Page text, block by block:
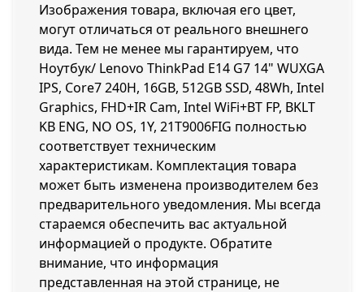
Изображения товара, включая его цвет,
могут отличаться от реального внешнего
вида. Тем не менее мы гарантируем, что
Ноутбук/ Lenovo ThinkPad E14 G7 14" WUXGA
IPS, Core7 240H, 16GB, 512GB SSD, 48Wh, Intel
Graphics, FHD+IR Cam, Intel WiFi+BT FP, BKLT
KB ENG, NO OS, 1Y, 21T9006FIG полностью
соответствует техническим
характеристикам. Комплектация товара
может быть изменена производителем без
предварительного уведомления. Мы всегда
стараемся обеспечить вас актуальной
информацией о продукте. Обратите
внимание, что информация
представленная на этой странице, не